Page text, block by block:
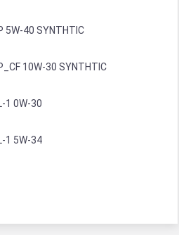
5W-40 SYNTHTIC
10W-30 SYNTHTIC
1 0W-30
1 5W-34